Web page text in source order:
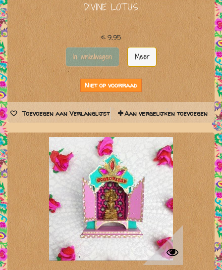
DIVINE LOTUS
€ 9,95
In winkelwagen Meer
Niet op voorraad
Toevoegen aan Verlanglijst Aan vergelijken toevoegen